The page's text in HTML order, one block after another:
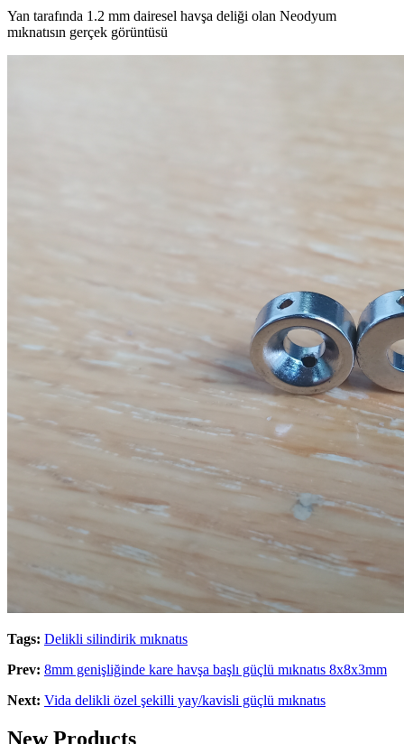
Yan tarafında 1.2 mm dairesel havşa deliği olan Neodyum
mıknatısın gerçek görüntüsü
Tags: Delikli silindirik mıknatıs
Prev: 8mm genişliğinde kare havşa başlı güçlü mıknatıs 8x8x3mm
Next: Vida delikli özel şekilli yay/kavisli güçlü mıknatıs
New Products